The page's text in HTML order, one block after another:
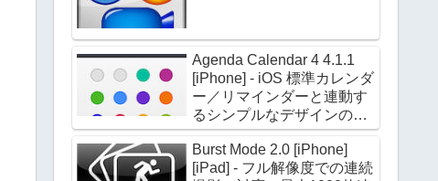
Agenda Calendar 4 4.1.1
[iPhone] - iOS 標準カレンダ
ー／リマインダーと連動す
るシンプルなデザインのカ
レンダーアプリケーション
Burst Mode 2.0 [iPhone]
[iPad] - フル解像度での連続